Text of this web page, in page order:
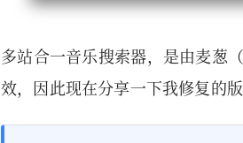
多站合一音乐搜索器，是由麦葱
效，因此现在分享一下我修复的版